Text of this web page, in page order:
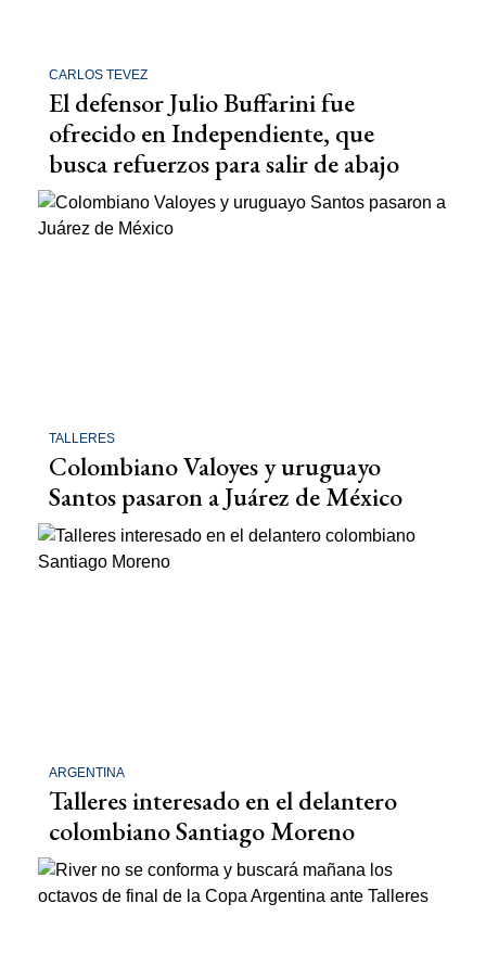
CARLOS TEVEZ
El defensor Julio Buffarini fue
ofrecido en Independiente, que
busca refuerzos para salir de abajo
TALLERES
Colombiano Valoyes y uruguayo
Santos pasaron a Juárez de México
ARGENTINA
Talleres interesado en el delantero
colombiano Santiago Moreno